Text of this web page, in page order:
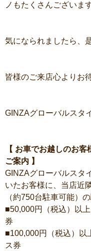
ノもたくさんございます
気になられましたら、
皆様のご来店心よりお
GINZAグローバルスタ
【 お車でお越しのお
ご案内 】
GINZAグローバルスタ
いたお客様に、当店近
（約750台駐車可能）
■50,000円（税込）以
券
■100,000円（税込）以
ス券